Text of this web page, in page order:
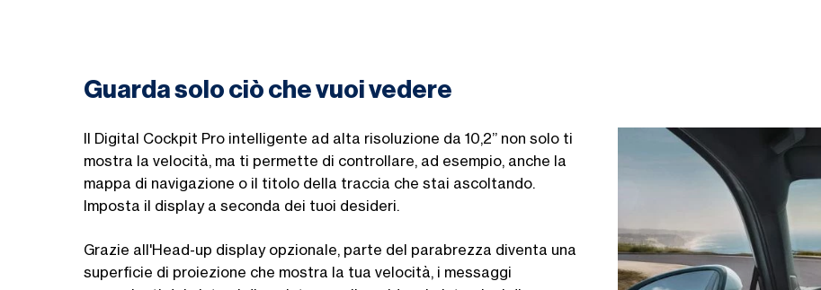
Guarda solo ciò che vuoi vedere
Il Digital Cockpit Pro intelligente ad alta risoluzione da 10,2” non solo ti
mostra la velocità, ma ti permette di controllare, ad esempio, anche la
mappa di navigazione o il titolo della traccia che stai ascoltando.
Imposta il display a seconda dei tuoi desideri.
Grazie all'Head-up display opzionale, parte del parabrezza diventa una
superficie di proiezione che mostra la tua velocità, i messaggi